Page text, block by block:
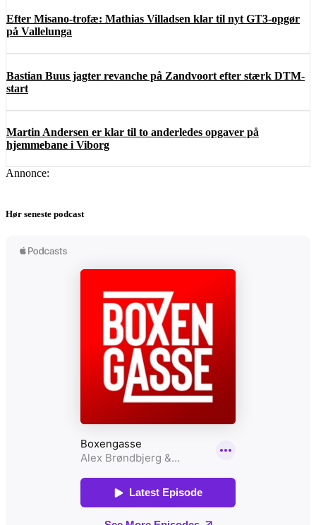
Efter Misano-trofæ: Mathias Villadsen klar til nyt GT3-opgør
på Vallelunga
Bastian Buus jagter revanche på Zandvoort efter stærk DTM-
start
Martin Andersen er klar til to anderledes opgaver på
hjemmebane i Viborg
Annonce:
Hør seneste podcast